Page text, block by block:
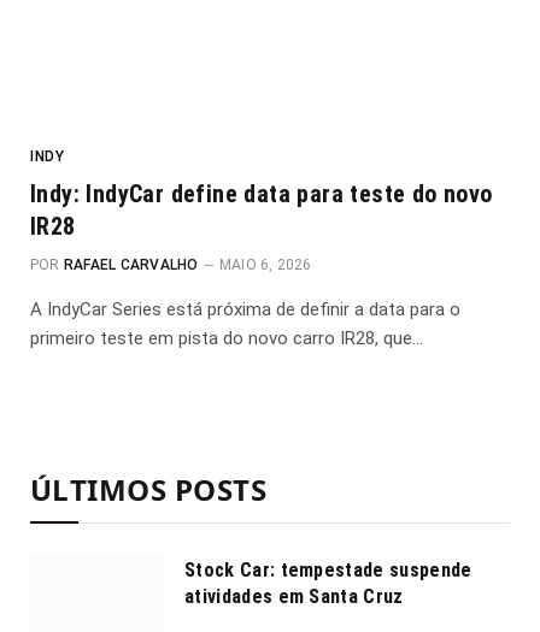
INDY
Indy: IndyCar define data para teste do novo
IR28
POR RAFAEL CARVALHO MAIO 6, 2026
A IndyCar Series está próxima de definir a data para o
primeiro teste em pista do novo carro IR28, que…
ÚLTIMOS POSTS
Stock Car: tempestade suspende
atividades em Santa Cruz